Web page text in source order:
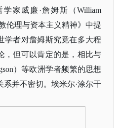
家威廉·詹姆斯（William
伦理与资本主义精神》中提
学者对詹姆斯究竟在多大程
，但可以肯定的是，相比与
）等欧洲学者频繁的思想
并不密切。埃米尔·涂尔干